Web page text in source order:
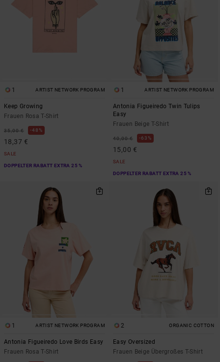
1 ARTIST NETWORK PROGRAM
Keep Growing
Frauen Rosa T-Shirt
35,00 € 48%
18,37 €
SALE
DOPPELTER RABATT EXTRA 25 %
1 ARTIST NETWORK PROGRAM
Antonia Figueiredo Twin Tulips
Easy
Frauen Beige T-Shirt
40,00 € 63%
15,00 €
SALE
DOPPELTER RABATT EXTRA 25 %
1 ARTIST NETWORK PROGRAM
Antonia Figueiredo Love Birds Easy
Frauen Rosa T-Shirt
2 ORGANIC COTTON
Easy Oversized
Frauen Beige Übergroßes T-Shirt